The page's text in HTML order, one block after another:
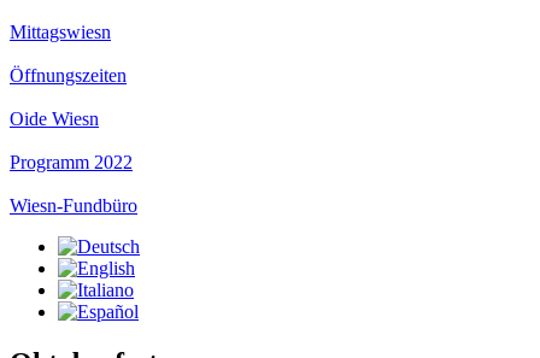
Mittagswiesn
Öffnungszeiten
Oide Wiesn
Programm 2022
Wiesn-Fundbüro